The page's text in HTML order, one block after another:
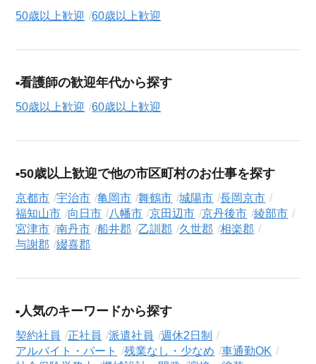
50歳以上歓迎 60歳以上歓迎
看護師の歓迎年代から探す
50歳以上歓迎 60歳以上歓迎
50歳以上歓迎で他の市区町村のお仕事を探す
京都市 宇治市 亀岡市 舞鶴市 城陽市
長岡京市
福知山市
向日市 八幡市 京田辺市 京丹後市
綾部市
宮津市
南丹市 船井郡 乙訓郡 久世郡
相楽郡
与謝郡
綴喜郡
人気のキーワードから探す
契約社員 正社員 派遣社員
週休2日制
アルバイト・パート
残業なし・少なめ
車通勤OK